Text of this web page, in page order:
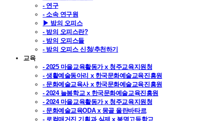
- 연구
- 소속 연구원
▶ 밤의 오피스
- 밤의 오피스란?
- 밤의 오피스들
- 밤의 오피스 신청/추천하기
교육
- 2025 마을교육활동가 x 청주교육지원청
- 생활예술동아리 x 한국문화예술교육진흥원
- 문화예술교육사 x 한국문화예술교육진흥원
- 2024 늘봄학교 x 한국문화예술교육진흥원
- 2024 마을교육활동가 x 청주교육지원청
- 문화예술교육ODA x 몽골 울란바타르
- 로컬매거진 기획과 실제 x 봉명고등학교